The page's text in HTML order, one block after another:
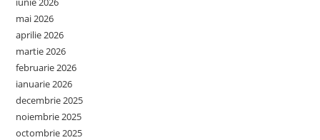
mai 2026
aprilie 2026
martie 2026
februarie 2026
ianuarie 2026
decembrie 2025
noiembrie 2025
octombrie 2025